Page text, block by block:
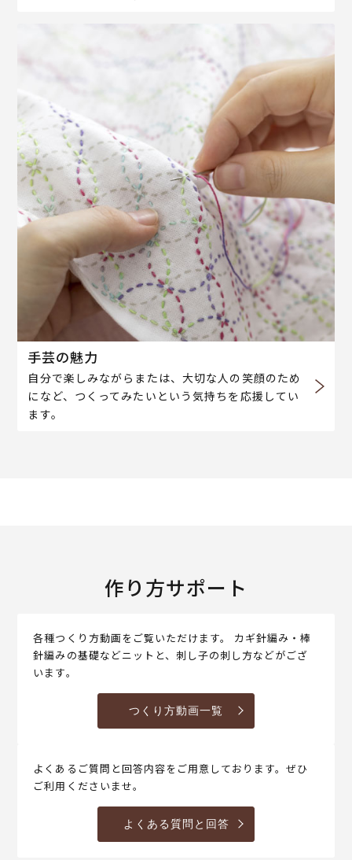
手芸の魅力
自分で楽しみながらまたは、大切な人の笑顔のため
になど、つくってみたいという気持ちを応援してい
ます。
作り方サポート
各種つくり方動画をご覧いただけます。 カギ針編み・棒
針編みの基礎などニットと、刺し子の刺し方などがござ
います。
つくり方動画一覧
よくあるご質問と回答内容をご用意しております。ぜひ
ご利用くださいませ。
よくある質問と回答